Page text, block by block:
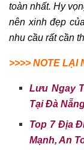
toàn nhất. Hy
nên xinh đẹp
nhu cầu rất cần
>>>> NOTE LẠI
Lưu Ngay
Tại Đà
Top 7 Địa
Mạnh, An